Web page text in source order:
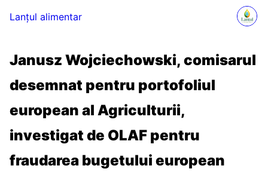
Lanțul alimentar
Janusz Wojciechowski, comisarul
desemnat pentru portofoliul
european al Agriculturii,
investigat de OLAF pentru
fraudarea bugetului european